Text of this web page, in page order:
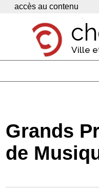
Panneau de gestion des cookies
accès au contenu
Ville
Economie
Services
Grands
de